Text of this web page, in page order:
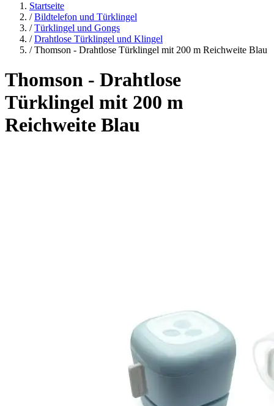
Angebote
Startseite
/ Bildtelefon und Türklingel
/ Türklingel und Gongs
/ Drahtlose Türklingel und Klingel
/ Thomson - Drahtlose Türklingel mit 200 m Reichweite Blau
Thomson - Drahtlose
Türklingel mit 200 m
Reichweite Blau